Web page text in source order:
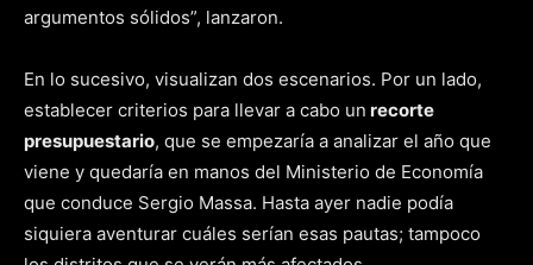
argumentos sólidos”, lanzaron.
En lo sucesivo, visualizan dos escenarios. Por un lado,
establecer criterios para llevar a cabo un recorte
presupuestario, que se empezaría a analizar el año que
viene y quedaría en manos del Ministerio de Economía
que conduce Sergio Massa. Hasta ayer nadie podía
siquiera aventurar cuáles serían esas pautas; tampoco